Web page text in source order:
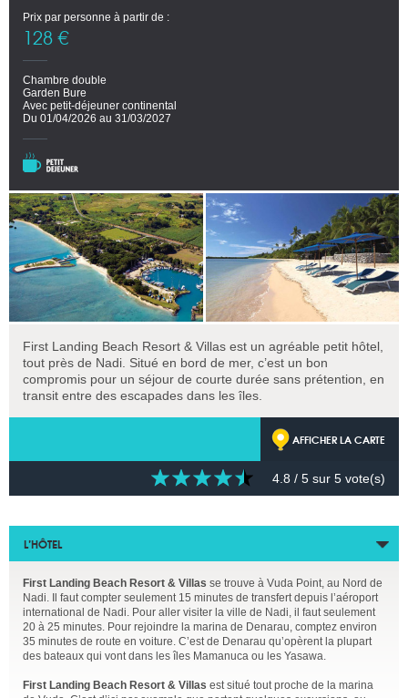
Prix par personne à partir de :
128 €
Chambre double
Garden Bure
Avec petit-déjeuner continental
Du 01/04/2026 au 31/03/2027
First Landing Beach Resort & Villas est un agréable petit hôtel,
tout près de Nadi. Situé en bord de mer, c’est un bon
compromis pour un séjour de courte durée sans prétention, en
transit entre des escapades dans les îles.
AFFICHER LA CARTE
4.8 / 5 sur 5 vote(s)
L’HÔTEL
First Landing Beach Resort & Villas se trouve à Vuda Point, au Nord de
Nadi. Il faut compter seulement 15 minutes de transfert depuis l’aéroport
international de Nadi. Pour aller visiter la ville de Nadi, il faut seulement
20 à 25 minutes. Pour rejoindre la marina de Denarau, comptez environ
35 minutes de route en voiture. C’est de Denarau qu’opèrent la plupart
des bateaux qui vont dans les îles Mamanuca ou les Yasawa.
First Landing Beach Resort & Villas est situé tout proche de la marina